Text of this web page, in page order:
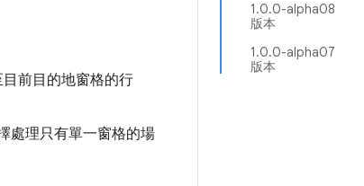
1.0.0-alpha08
版本
1.0.0-alpha07
版本
前目的地窗格的行
處理只有單一窗格的場